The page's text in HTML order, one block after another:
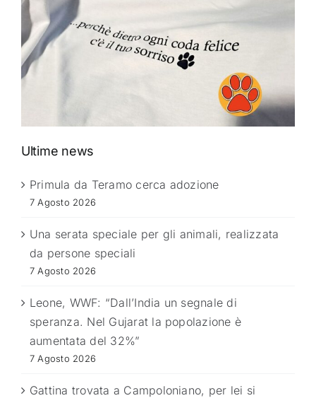
Ultime news
Primula da Teramo cerca adozione
7 Agosto 2026
Una serata speciale per gli animali, realizzata
da persone speciali
7 Agosto 2026
Leone, WWF: “Dall’India un segnale di
speranza. Nel Gujarat la popolazione è
aumentata del 32%”
7 Agosto 2026
Gattina trovata a Campoloniano, per lei si